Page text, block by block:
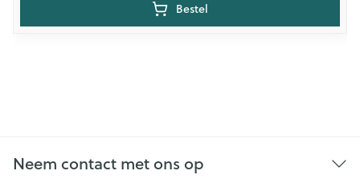
Bestel
Neem contact met ons op